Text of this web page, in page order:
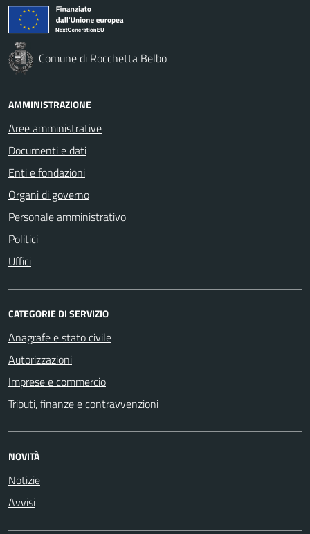
Comune di Rocchetta Belbo
AMMINISTRAZIONE
Aree amministrative
Documenti e dati
Enti e fondazioni
Organi di governo
Personale amministrativo
Politici
Uffici
CATEGORIE DI SERVIZIO
Anagrafe e stato civile
Autorizzazioni
Imprese e commercio
Tributi, finanze e contravvenzioni
NOVITÀ
Notizie
Avvisi